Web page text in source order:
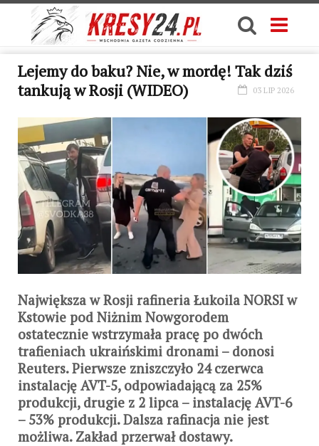
Lejemy do baku? Nie, w mordę! Tak dziś
tankują w Rosji (WIDEO)
03 LIP 2026
Największa w Rosji rafineria Łukoila NORSI w
Kstowie pod Niżnim Nowgorodem
ostatecznie wstrzymała pracę po dwóch
trafieniach ukraińskimi dronami – donosi
Reuters. Pierwsze zniszczyło 24 czerwca
instalację AVT-5, odpowiadającą za 25%
produkcji, drugie z 2 lipca – instalację AVT-6
– 53% produkcji. Dalsza rafinacja nie jest
możliwa. Zakład przerwał dostawy.